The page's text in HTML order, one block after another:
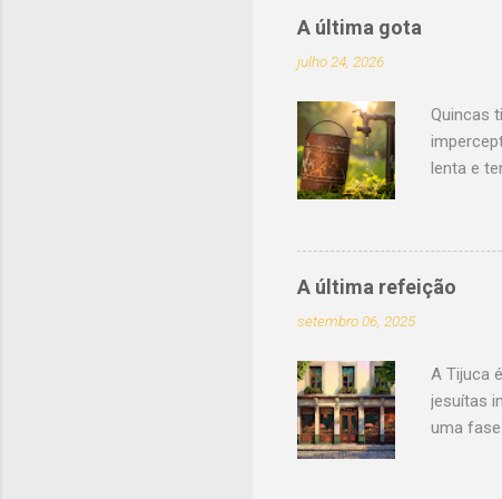
c
m
n
t
á
r
i
o
A última gota
julho 24, 2026
Quincas
lenta e
ser
A última refeição
setembro 06, 2025
A Tijuca
jesuítas
uma